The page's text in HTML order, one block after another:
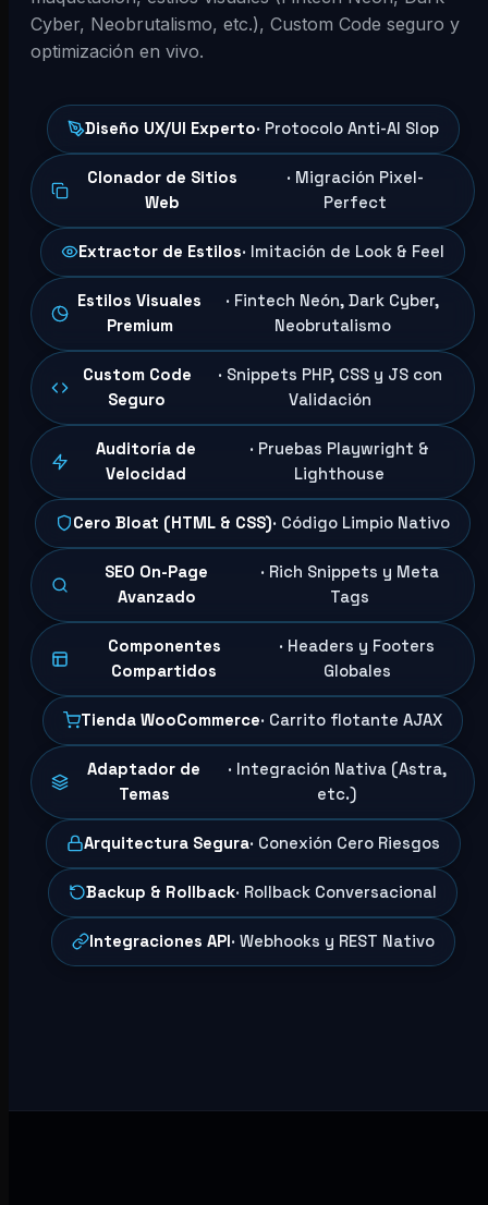
Cyber, Neobrutalismo, etc.), Custom Code seguro y
optimización en vivo.
Diseño UX/UI Experto· Protocolo Anti-AI Slop
Clonador de Sitios
Web
· Migración Pixel-
Perfect
Extractor de Estilos· Imitación de Look & Feel
Estilos Visuales
Premium
· Fintech Neón, Dark Cyber,
Neobrutalismo
Custom Code
Seguro
· Snippets PHP, CSS y JS con
Validación
Auditoría de
Velocidad
· Pruebas Playwright &
Lighthouse
Cero Bloat (HTML & CSS)· Código Limpio Nativo
SEO On-Page
Avanzado
· Rich Snippets y Meta
Tags
Componentes
Compartidos
· Headers y Footers
Globales
Tienda WooCommerce· Carrito flotante AJAX
Adaptador de
Temas
· Integración Nativa (Astra,
etc.)
Arquitectura Segura· Conexión Cero Riesgos
Backup & Rollback· Rollback Conversacional
Integraciones API· Webhooks y REST Nativo